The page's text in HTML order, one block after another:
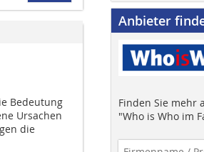
Bedeutung
Ursachen
die
Anbieter
Finden Sie mehr
"Who is Who im